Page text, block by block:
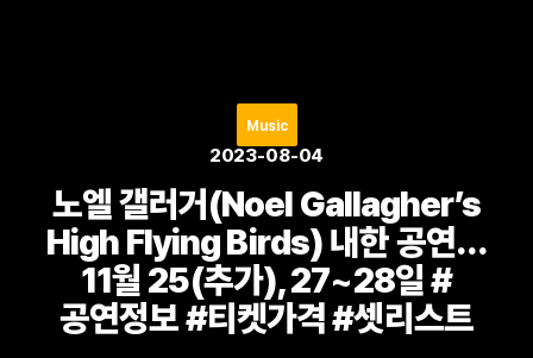
Music
2023-08-04
노엘 갤러거(Noel Gallagher’s
High Flying Birds) 내한 공연…
11월 25(추가), 27~28일 #
공연정보 #티켓가격 #셋리스트